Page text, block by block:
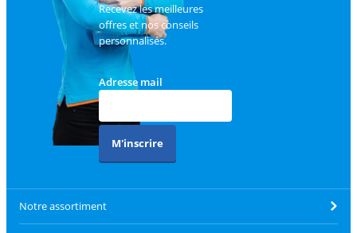
Recevez les meilleures
offres et nos conseils
personnalisés.
Adresse mail
M'inscrire
Notre assortiment